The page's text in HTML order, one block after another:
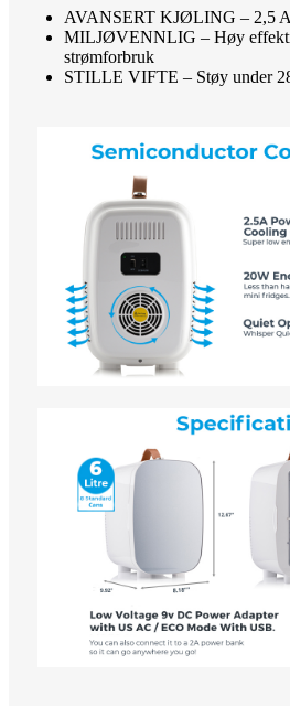
AVANSERT KJØLING – 2,5
MILJØVENNLIG – Høy
strømforbruk
STILLE VIFTE – Støy under